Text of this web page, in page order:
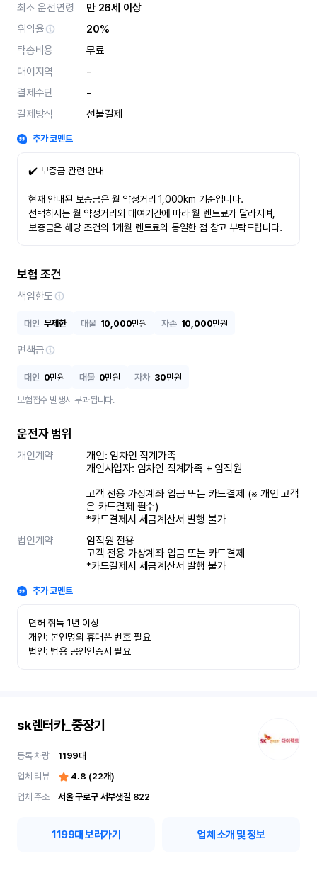
최소 운전연령
만 26세 이상
위약율
20%
탁송비용
무료
대여지역
-
결제수단
-
결제방식
선불결제
추가 코멘트
✔️ 보증금 관련 안내
현재 안내된 보증금은 월 약정거리 1,000km 기준입니다.
선택하시는 월 약정거리와 대여기간에 따라 월 렌트료가 달라지며,
보증금은 해당 조건의 1개월 렌트료와 동일한 점 참고 부탁드립니다.
보험 조건
책임한도
대인 무제한 대물 10,000만원 자손 10,000만원
면책금
대인 0만원 대물 0만원 자차 30만원
보험접수 발생시 부과됩니다.
운전자 범위
개인계약
개인: 임차인 직계가족
개인사업자: 임차인 직계가족 + 임직원
고객 전용 가상계좌 입금 또는 카드결제 (※ 개인 고객
은 카드결제 필수)
*카드결제시 세금계산서 발행 불가
법인계약
임직원 전용
고객 전용 가상계좌 입금 또는 카드결제
*카드결제시 세금계산서 발행 불가
추가 코멘트
면허 취득 1년 이상
개인: 본인명의 휴대폰 번호 필요
법인: 범용 공인인증서 필요
sk렌터카_중장기
등록 차량 1199대
업체 리뷰
4.8 (22개)
업체 주소
서울 구로구 서부샛길 822
1199대 보러가기 업체 소개 및 정보